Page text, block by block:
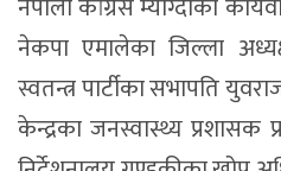
नेपाली कांग्रेस म्याग्दीका
नेकपा एमालेका जिल्ला
स्वतन्त्र पार्टीका सभापति
केन्द्रका जनस्वास्थ्य प्रशासक